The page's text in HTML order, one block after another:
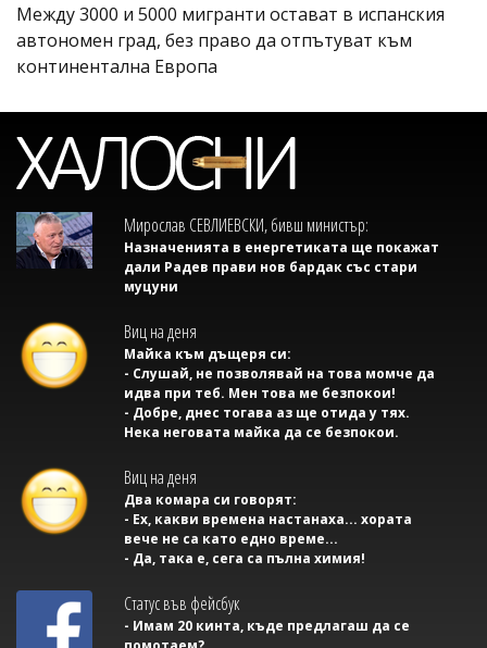
Между 3000 и 5000 мигранти остават в испанския
автономен град, без право да отпътуват към
континентална Европа
Мирослав СЕВЛИЕВСКИ, бивш министър:
Назначенията в енергетиката ще покажат
дали Радев прави нов бардак със стари
муцуни
Виц на деня
Майка към дъщеря си:
- Слушай, не позволявай на това момче да
идва при теб. Мен това ме безпокои!
- Добре, днес тогава аз ще отида у тях.
Нека неговата майка да се безпокои.
Виц на деня
Два комара си говорят:
- Ех, какви времена настанаха... хората
вече не са като едно време...
- Да, така е, сега са пълна химия!
Статус във фейсбук
- Имам 20 кинта, къде предлагаш да се